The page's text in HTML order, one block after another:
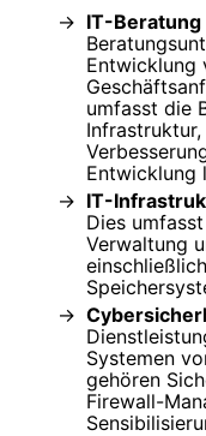
IT-
Entwicklung
umfasst die
Entwicklung
IT-
Dies
Verwaltung
Systemen
gehören
Firewall-